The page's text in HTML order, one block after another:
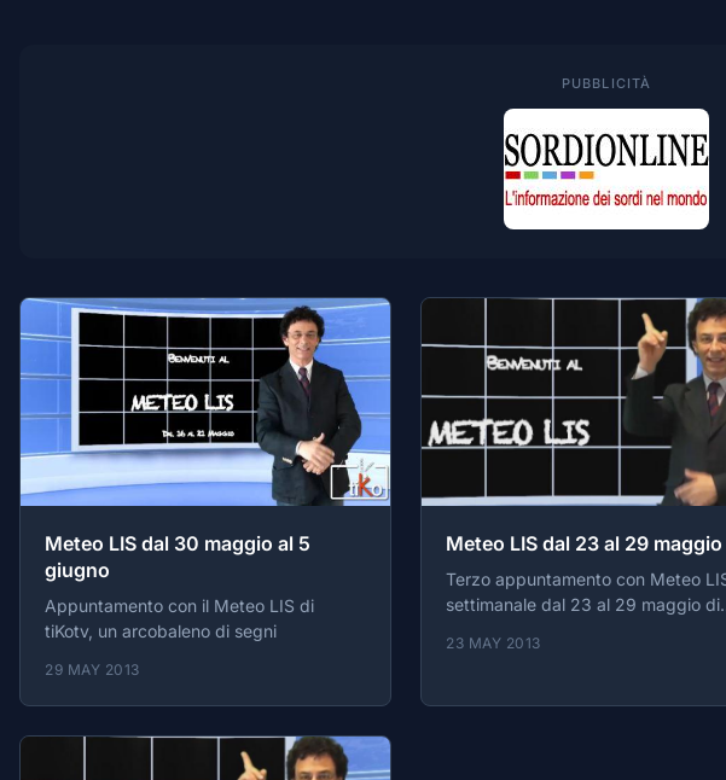
PUBBLICITÀ
Meteo LIS dal 30 maggio al 5
giugno
Appuntamento con il Meteo LIS di
tiKotv, un arcobaleno di segni
29 MAY 2013
Meteo LIS dal 23 al 29 maggio
Terzo appuntamento con Meteo
settimanale dal 23 al 29 maggio di
23 MAY 2013